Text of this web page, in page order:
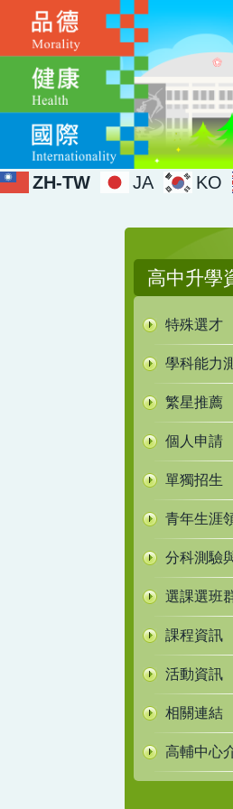
主
ZH-TW JA KO
高中升學
特殊選才
學科能力
繁星推薦
個人申請
單獨招生
青年生涯
分科測驗
選課選班
課程資訊
活動資訊
相關連結
高輔中心